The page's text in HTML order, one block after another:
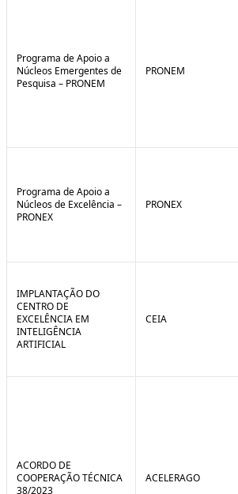
Programa de Apoio a
Núcleos Emergentes de
Pesquisa – PRONEM
PRONEM
Programa de Apoio a
Núcleos de Excelência –
PRONEX
PRONEX
IMPLANTAÇÃO DO
CENTRO DE
EXCELÊNCIA EM
INTELIGÊNCIA
ARTIFICIAL
CEIA
ACORDO DE
COOPERAÇÃO TÉCNICA
38/2023
ACELERAGO